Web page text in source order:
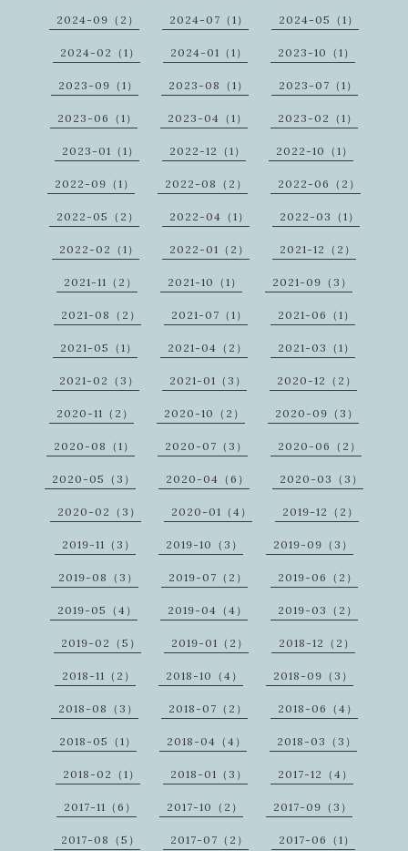
2024-09（2） 2024-07（1） 2024-05（1）
2024-02（1） 2024-01（1） 2023-10（1）
2023-09（1） 2023-08（1） 2023-07（1）
2023-06（1） 2023-04（1） 2023-02（1）
2023-01（1） 2022-12（1） 2022-10（1）
2022-09（1） 2022-08（2） 2022-06（2）
2022-05（2） 2022-04（1） 2022-03（1）
2022-02（1） 2022-01（2） 2021-12（2）
2021-11（2） 2021-10（1） 2021-09（3）
2021-08（2） 2021-07（1） 2021-06（1）
2021-05（1） 2021-04（2） 2021-03（1）
2021-02（3） 2021-01（3） 2020-12（2）
2020-11（2） 2020-10（2） 2020-09（3）
2020-08（1） 2020-07（3） 2020-06（2）
2020-05（3） 2020-04（6） 2020-03（3）
2020-02（3） 2020-01（4） 2019-12（2）
2019-11（3） 2019-10（3） 2019-09（3）
2019-08（3） 2019-07（2） 2019-06（2）
2019-05（4） 2019-04（4） 2019-03（2）
2019-02（5） 2019-01（2） 2018-12（2）
2018-11（2） 2018-10（4） 2018-09（3）
2018-08（3） 2018-07（2） 2018-06（4）
2018-05（1） 2018-04（4） 2018-03（3）
2018-02（1） 2018-01（3） 2017-12（4）
2017-11（6） 2017-10（2） 2017-09（3）
2017-08（5） 2017-07（2） 2017-06（1）